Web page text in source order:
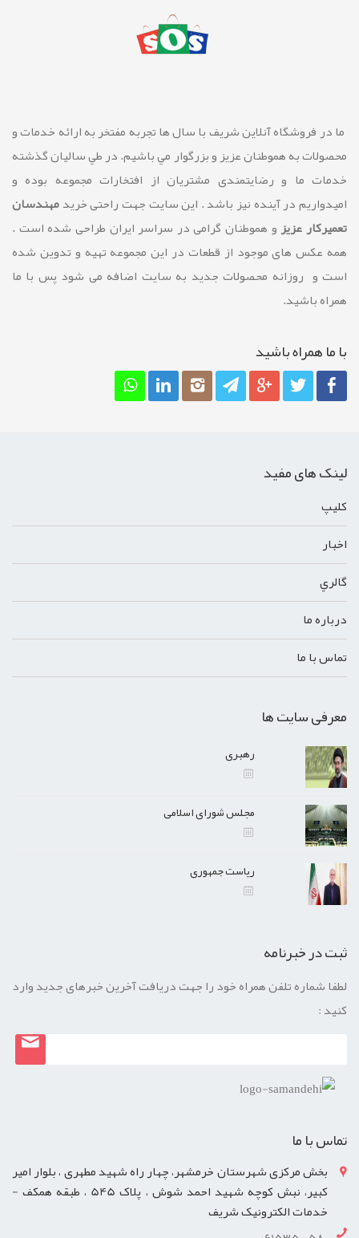
ما در فروشگاه آنلاین شريف با سال ها تجربه مفتخر به ارائه خدمات و
محصولات به هموطنان عزیز و بزرگوار مي باشيم. در طي ساليان گذشته
خدمات ما و رضايتمندی مشتريان از افتخارات مجموعه بوده و
امیدواریم در آینده نیز باشد . این سایت جهت راحتی خریدمهندسان
تعمیرکار عزیزو هموطنان گرامی در سراسر ایران طراحی شده است .
همه عکس های موجود از قطعات در این مجموعه تهیه و تدوین شده
است و روزانه محصولات جدید به سایت اضافه می شود پس با ما
همراه باشید.
با ما همراه باشيد
لینک های مفید
کليپ
اخبار
گالري
درباره ما
تماس با ما
معرفی سایت ها
رهبری
مجلس شورای اسلامی
ریاست جمهوری
ثبت در خبرنامه
لطفا شماره تلفن همراه خود را جهت دریافت آخرین خبرهای جدید وارد
کنید :
تماس با ما
بخش مرکزی شهرستان خرمشهر، چهار راه شهید مطهری ، بلوار امیر
کبیر، نبش کوچه شهید احمد شوش ، پلاک 545 ، طبقه همکف -
خدمات الکترونیک شریف